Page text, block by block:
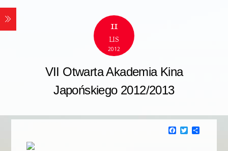
11
LIS
2012
VII Otwarta Akademia Kina
Japońskiego 2012/2013
F
T
P